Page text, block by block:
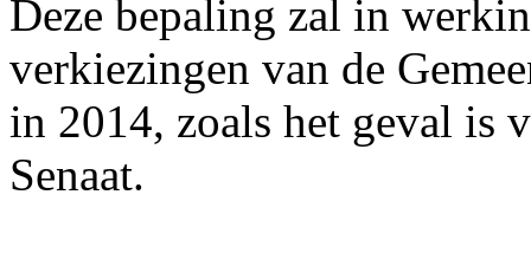
Deze bepaling zal in
verkiezingen van de
in 2014, zoals het geval is
Senaat.